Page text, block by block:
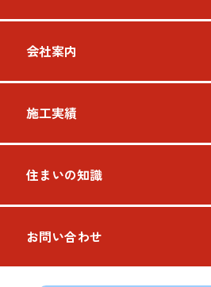
会社案内
施工実績
住まいの知識
お問い合わせ